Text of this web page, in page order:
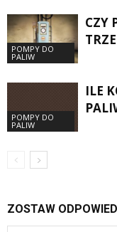
POMPY DO
PALIW
CZY
POMPY DO
PALIW
ILE
ZOSTAW